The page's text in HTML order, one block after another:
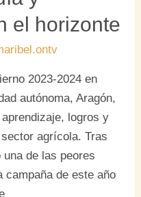
el horizonte
2023-2024 en
autónoma, Aragón,
logros y
agrícola. Tras
de las peores
campaña de este año